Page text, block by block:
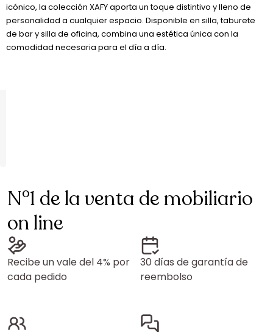
icónico, la colección XAFY aporta un toque distintivo y lleno de
personalidad a cualquier espacio. Disponible en silla, taburete
de bar y silla de oficina, combina una estética única con la
comodidad necesaria para el día a día.
N°1 de la venta de mobiliario
on line
Recibe un vale del 4% por
cada pedido
30 días de garantía de
reembolso